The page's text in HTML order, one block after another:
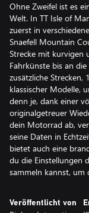
Ohne Zweifel ist es
Welt. In TT Isle of
zuerst in
Snaefell Mountain
Strecke mit kurvigen
Fahrkünste bis an
zusätzliche Strecken,
klassischer Modelle,
denn je, dank einer
originalgetreuer
dein Motorrad ab,
seine Daten in
bietet auch eine
du die Einstellungen
sammeln kannst, um
Veröffentlicht von